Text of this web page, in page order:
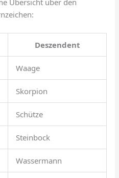
Übersicht über den
Deszendent
Waage
Skorpion
Schütze
Steinbock
Wassermann